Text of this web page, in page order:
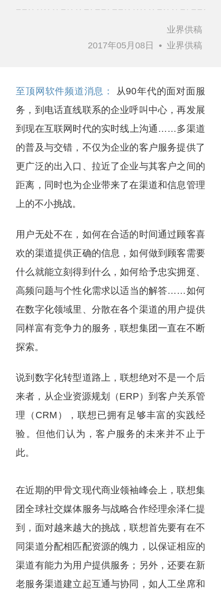
业界供稿
2017年05月08日
• 业界供稿
至顶网软件频道消息：
从90年代的面对面服
务，到电话直线联系的企业呼叫中心，再发展
到现在互联网时代的实时线上沟通……多渠道
的普及与交错，不仅为企业的客户服务提供了
更广泛的出入口、拉近了企业与其客户之间的
距离，同时也为企业带来了在渠道和信息管理
上的不小挑战。
用户无处不在，如何在合适的时间通过顾客喜
欢的渠道提供正确的信息，如何做到顾客需要
什么就能立刻得到什么，如何给予忠实拥趸、
高频问题与个性化需求以适当的解答……如何
在数字化领域里、分散在各个渠道的用户提供
同样富有竞争力的服务，联想集团一直在不断
探索。
说到数字化转型道路上，联想绝对不是一个后
来者，从企业资源规划（ERP）到客户关系管
理（CRM），联想已拥有足够丰富的实践经
验。但他们认为，客户服务的未来并不止于
此。
在近期的甲骨文现代商业领袖峰会上，联想集
团全球社交媒体服务与战略合作经理余泽仁提
到，面对越来越大的挑战，联想首先要有在不
同渠道分配相匹配资源的魄力，以保证相应的
渠道有能力为用户提供服务；另外，还要在新
老服务渠道建立起互通与协同，如人工坐席和